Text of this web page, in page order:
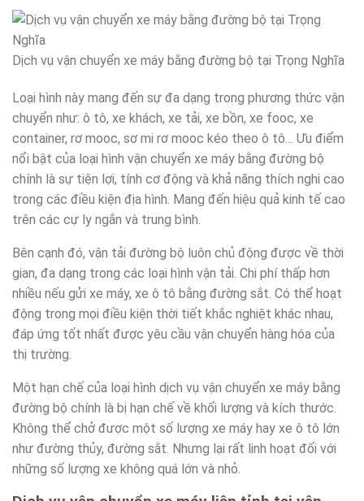
Dịch vụ vận chuyển xe máy bằng đường bộ tại Trọng Nghĩa
Loại hình này mang đến sự đa dạng trong phương thức vận
chuyển như: ô tô, xe khách, xe tải, xe bồn, xe fooc, xe
container, rơ mooc, sơ mi rơ mooc kéo theo ô tô… Ưu điểm
nổi bật của loại hình vận chuyển xe máy bằng đường bộ
chính là sự tiện lợi, tính cơ động và khả năng thích nghi cao
trong các điều kiện địa hình. Mang đến hiệu quả kinh tế cao
trên các cự ly ngắn và trung bình.
Bên cạnh đó, vận tải đường bộ luôn chủ động được về thời
gian, đa dạng trong các loại hình vận tải. Chi phí thấp hơn
nhiều nếu gửi xe máy, xe ô tô bằng đường sắt. Có thể hoạt
động trong mọi điều kiện thời tiết khắc nghiệt khác nhau,
đáp ứng tốt nhất được yêu cầu vận chuyển hàng hóa của
thị trường.
Một hạn chế của loại hình dịch vụ vận chuyển xe máy bằng
đường bộ chính là bị hạn chế về khối lượng và kích thước.
Không thể chở được một số lượng xe máy hay xe ô tô lớn
như đường thủy, đường sắt. Nhưng lại rất linh hoạt đối với
những số lượng xe không quá lớn và nhỏ.